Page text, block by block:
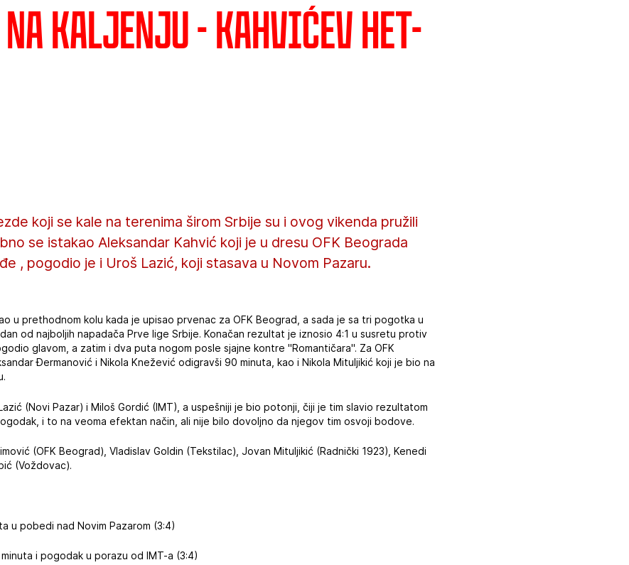
kaljenju - Kahvićev het-
koji se kale na terenima širom Srbije su i ovog vikenda pružili
se istakao Aleksandar Kahvić koji je u dresu OFK Beograda
, pogodio je i Uroš Lazić, koji stasava u Novom Pazaru.
u prethodnom kolu kada je upisao prvenac za OFK Beograd, a sada je sa tri pogotka u
od najboljih napadača Prve lige Srbije. Konačan rezultat je iznosio 4:1 u susretu protiv
glavom, a zatim i dva puta nogom posle sjajne kontre "Romantičara". Za OFK
Đermanović i Nikola Knežević odigravši 90 minuta, kao i Nikola Mituljikić koji je bio na
(Novi Pazar) i Miloš Gordić (IMT), a uspešniji je bio potonji, čiji je tim slavio rezultatom
i to na veoma efektan način, ali nije bilo dovoljno da njegov tim osvoji bodove.
(OFK Beograd), Vladislav Goldin (Tekstilac), Jovan Mituljikić (Radnički 1923), Kenedi
(Voždovac).
u pobedi nad Novim Pazarom (3:4)
i pogodak u porazu od IMT-a (3:4)